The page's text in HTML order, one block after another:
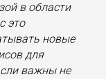
в области
это
новые
для
важны не